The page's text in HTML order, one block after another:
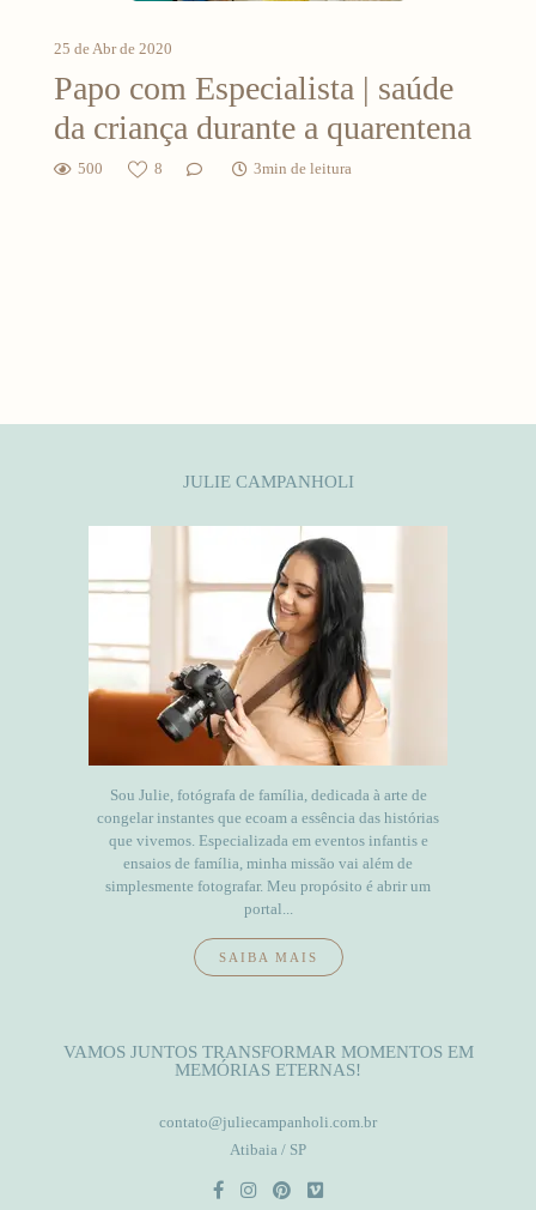
25 de Abr de 2020
Papo com Especialista | saúde
da criança durante a quarentena
500 8 3min de leitura
JULIE CAMPANHOLI
Sou Julie, fotógrafa de família, dedicada à arte de
congelar instantes que ecoam a essência das histórias
que vivemos. Especializada em eventos infantis e
ensaios de família, minha missão vai além de
simplesmente fotografar. Meu propósito é abrir um
portal...
SAIBA MAIS
VAMOS JUNTOS TRANSFORMAR MOMENTOS EM
MEMÓRIAS ETERNAS!
contato@juliecampanholi.com.br
Atibaia / SP